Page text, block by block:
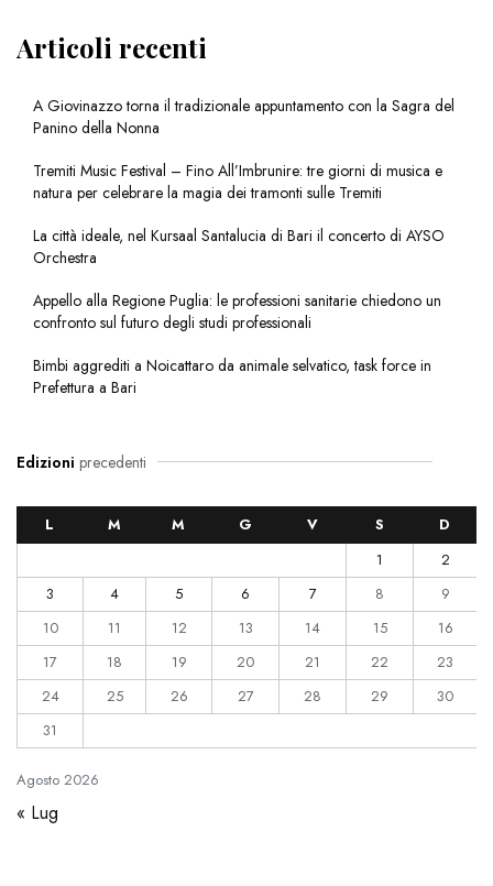
Articoli recenti
A Giovinazzo torna il tradizionale appuntamento con la Sagra del
Panino della Nonna
Tremiti Music Festival – Fino All’Imbrunire: tre giorni di musica e
natura per celebrare la magia dei tramonti sulle Tremiti
La città ideale, nel Kursaal Santalucia di Bari il concerto di AYSO
Orchestra
Appello alla Regione Puglia: le professioni sanitarie chiedono un
confronto sul futuro degli studi professionali
Bimbi aggrediti a Noicattaro da animale selvatico, task force in
Prefettura a Bari
Edizioni precedenti
Agosto 2026
L M M G V S
D
1
2
3
4 5 6 7 8
9
10
11 12 13 14 15
16
17
18 19 20 21 22
23
24
25 26 27 28 29
30
31
« Lug